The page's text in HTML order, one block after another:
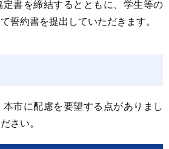
書を締結するとともに、学生等の
誓約書を提出していただきます。
市に配慮を要望する点がありまし
さい。